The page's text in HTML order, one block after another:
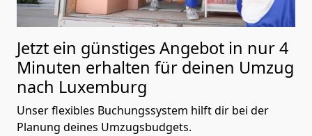
Jetzt ein günstiges Angebot in nur4
Minuten erhalten für deinen Umzug
nach Luxemburg
Unser flexibles Buchungssystem hilft dir bei der
Planung deines Umzugsbudgets.